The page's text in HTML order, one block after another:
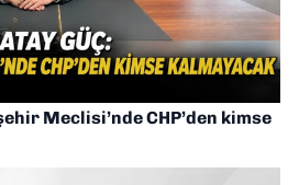
Meclisi’nde CHP’den kimse